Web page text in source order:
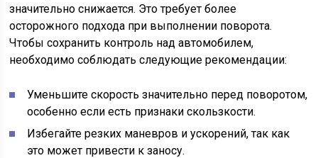
значительно снижается. Это требует более
осторожного подхода при выполнении поворота.
Чтобы сохранить контроль над автомобилем,
необходимо соблюдать следующие рекомендации:
Уменьшите скорость значительно перед поворотом,
особенно если есть признаки скользкости.
Избегайте резких маневров и ускорений, так как
это может привести к заносу.